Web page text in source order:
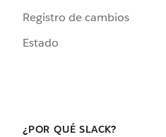
Registro de cambios
Estado
¿POR QUÉ SLACK?